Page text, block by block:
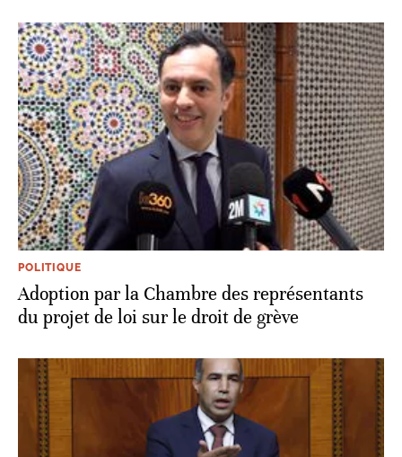
POLITIQUE
Adoption par la Chambre des représentants
du projet de loi sur le droit de grève